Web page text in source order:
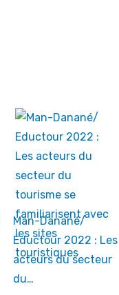
Man-Danané/
Eductour 2022 : Les
acteurs du secteur
du…